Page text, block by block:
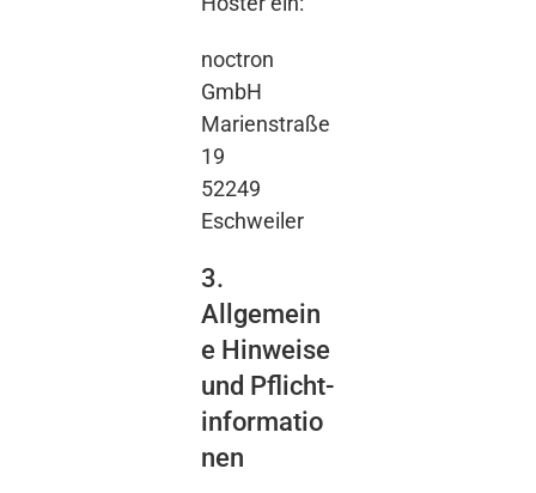
noctron
GmbH
Marienstraße
19
52249
Eschweiler
3.
Allgemein
e Hinweise
und Pflicht­
informatio
nen